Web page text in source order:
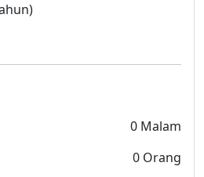
0 Malam
0 Orang